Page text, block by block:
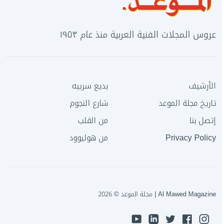
عروس المجلات الفنية العربية منذ عام ١٩٥٣
بديع سربيه
شارع النجوم
من القلب
من هوليوود
الأرشيف
تاريخ مجلة الموعد
إتصل بنا
Privacy Policy
Al Mawed Magazine | مجلة الموعد © 2026